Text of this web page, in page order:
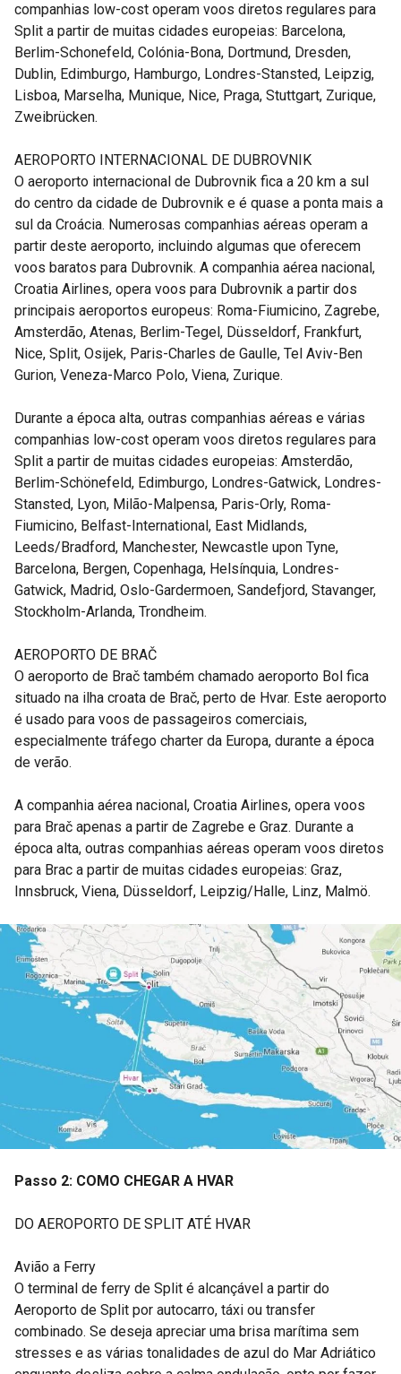
companhias low-cost operam voos diretos regulares para
Split a partir de muitas cidades europeias: Barcelona,
Berlim-Schonefeld, Colónia-Bona, Dortmund, Dresden,
Dublin, Edimburgo, Hamburgo, Londres-Stansted, Leipzig,
Lisboa, Marselha, Munique, Nice, Praga, Stuttgart, Zurique,
Zweibrücken.
AEROPORTO INTERNACIONAL DE DUBROVNIK
O aeroporto internacional de Dubrovnik fica a 20 km a sul
do centro da cidade de Dubrovnik e é quase a ponta mais a
sul da Croácia. Numerosas companhias aéreas operam a
partir deste aeroporto, incluindo algumas que oferecem
voos baratos para Dubrovnik. A companhia aérea nacional,
Croatia Airlines, opera voos para Dubrovnik a partir dos
principais aeroportos europeus: Roma-Fiumicino, Zagrebe,
Amsterdão, Atenas, Berlim-Tegel, Düsseldorf, Frankfurt,
Nice, Split, Osijek, Paris-Charles de Gaulle, Tel Aviv-Ben
Gurion, Veneza-Marco Polo, Viena, Zurique.
Durante a época alta, outras companhias aéreas e várias
companhias low-cost operam voos diretos regulares para
Split a partir de muitas cidades europeias: Amsterdão,
Berlim-Schönefeld, Edimburgo, Londres-Gatwick, Londres-
Stansted, Lyon, Milão-Malpensa, Paris-Orly, Roma-
Fiumicino, Belfast-International, East Midlands,
Leeds/Bradford, Manchester, Newcastle upon Tyne,
Barcelona, Bergen, Copenhaga, Helsínquia, Londres-
Gatwick, Madrid, Oslo-Gardermoen, Sandefjord, Stavanger,
Stockholm-Arlanda, Trondheim.
AEROPORTO DE BRAČ
O aeroporto de Brač também chamado aeroporto Bol fica
situado na ilha croata de Brač, perto de Hvar. Este aeroporto
é usado para voos de passageiros comerciais,
especialmente tráfego charter da Europa, durante a época
de verão.
A companhia aérea nacional, Croatia Airlines, opera voos
para Brač apenas a partir de Zagrebe e Graz. Durante a
época alta, outras companhias aéreas operam voos diretos
para Brac a partir de muitas cidades europeias: Graz,
Innsbruck, Viena, Düsseldorf, Leipzig/Halle, Linz, Malmö.
Passo 2: COMO CHEGAR A HVAR
DO AEROPORTO DE SPLIT ATÉ HVAR
Avião a Ferry
O terminal de ferry de Split é alcançável a partir do
Aeroporto de Split por autocarro, táxi ou transfer
combinado. Se deseja apreciar uma brisa marítima sem
stresses e as várias tonalidades de azul do Mar Adriático